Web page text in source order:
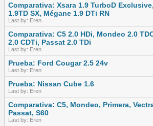
Comparativa: Xsara 1.9 TurboD
1.9TD SX, Mégane 1.9 DTi RN
Last by: Eren
Comparativa: C5 2.0 HDi, Mondeo 2.0
2.0 CDTi, Passat 2.0 TDi
Last by: Eren
Prueba: Ford Cougar 2.5 24v
Last by: Eren
Prueba: Nissan Cube 1.6
Last by: Eren
Comparativa: C5, Mondeo, Primera,
Passat, S60
Last by: Eren